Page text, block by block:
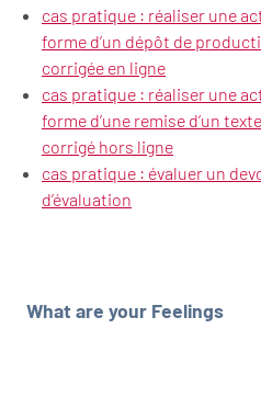
cas pratique : réaliser une
forme d’un dépôt de
corrigée en ligne
cas pratique : réaliser une
forme d’une remise d’un
corrigé hors ligne
cas pratique : évaluer un
d’évaluation
What are your Feelings